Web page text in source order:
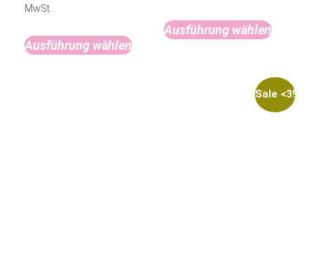
MwSt.
Ausführung wählen
Ausführung wählen
Sale <3!